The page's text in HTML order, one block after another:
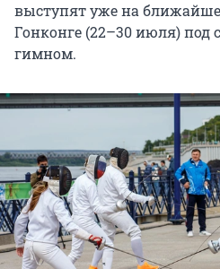
выступят уже на
Гонконге (22–30 июля) под
гимном.